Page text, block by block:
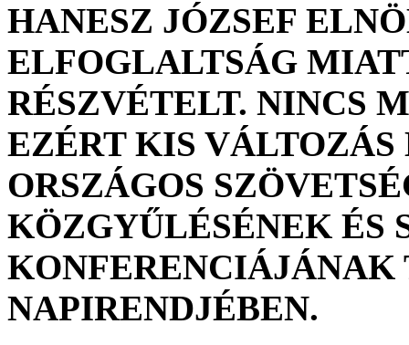
HANESZ JÓZSEF
ELFOGLALTSÁG
RÉSZVÉTELT. NINCS
EZÉRT KIS
ORSZÁGOS
KÖZGYŰLÉSÉNEK ÉS
KONFERENCIÁJÁNAK
NAPIRENDJÉBEN.